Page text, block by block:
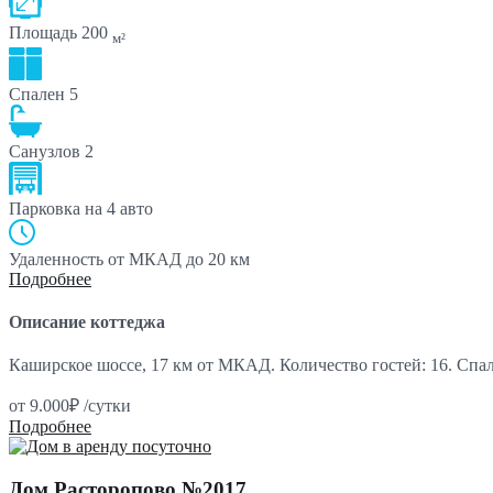
Площадь 200 м²
Спален 5
Санузлов 2
Парковка на 4 авто
Удаленность от МКАД до 20 км
Подробнее
Описание коттеджа
Каширское шоссе, 17 км от МКАД. Количество гостей: 16.
от 9.000₽ /сутки
Подробнее